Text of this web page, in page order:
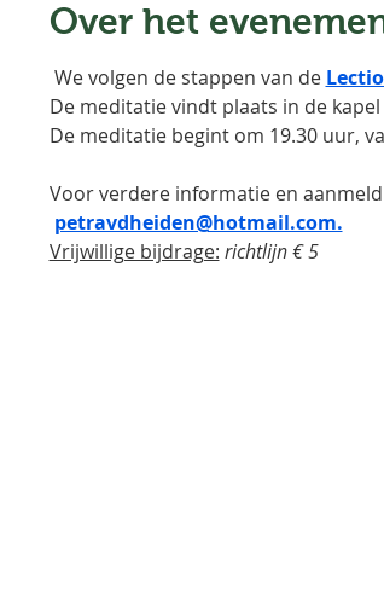
Over het
We volgen de stappen van de
De meditatie vindt plaats in de
De meditatie begint om 19.30 uur,
Voor verdere informatie en
petravdheiden@hotmail.com.
Vrijwillige bijdrage: richtlijn € 5